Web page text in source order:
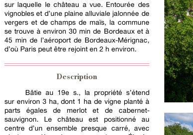
sur laquelle le château a vue. Entourée des
vignobles et d’une plaine alluviale jalonnée de
vergers et de champs de maïs, la commune
se trouve à environ 30 min de Bordeaux et à
45 min de l’aéroport de Bordeaux-Mérignac,
d’où Paris peut être rejoint en 2 h environ.
Description
Bâtie au 19e s., la propriété s’étend
sur environ 3 ha, dont 1 ha de vigne planté à
parts égales de merlot et de cabernet-
sauvignon. Le château est positionné au
centre d’un ensemble presque carré, avec